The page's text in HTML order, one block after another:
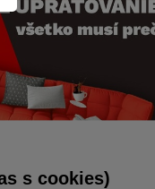
s cookies)